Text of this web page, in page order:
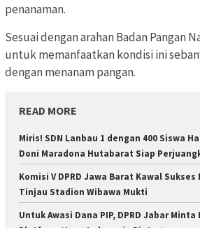
penanaman.
Sesuai dengan arahan Badan Pangan
untuk memanfaatkan kondisi ini
dengan menanam pangan.
READ MORE
Miris! SDN Lanbau 1 dengan 400 Siswa
Doni Maradona Hutabarat Siap
Komisi V DPRD Jawa Barat Kawal Sukses
Tinjau Stadion Wibawa Mukti
Untuk Awasi Dana PIP, DPRD Jabar